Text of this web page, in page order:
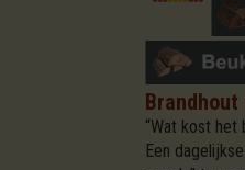
“Wat kost het
Een